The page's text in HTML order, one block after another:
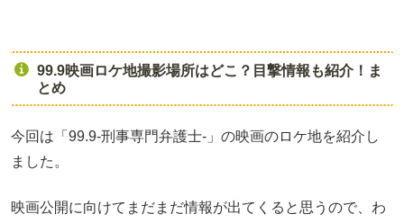
99.9映画ロケ地撮影場所はどこ？目撃情報も紹介！ま
とめ
今回は「99.9-刑事専門弁護士-」の映画のロケ地を紹介し
ました。
映画公開に向けてまだまだ情報が出てくると思うので、わ